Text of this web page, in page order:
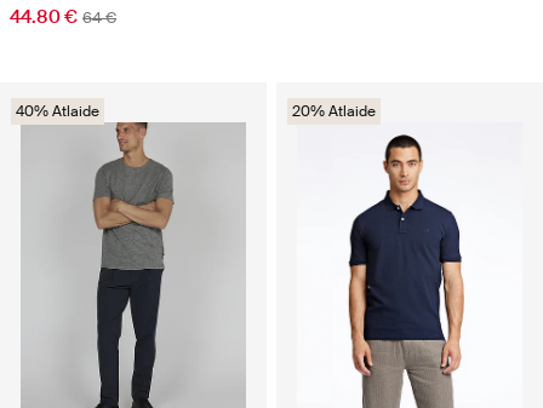
44.80 € 64 €
40% Atlaide 20% Atlaide